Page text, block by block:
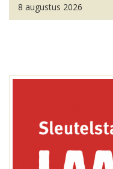
8 augustus 2026